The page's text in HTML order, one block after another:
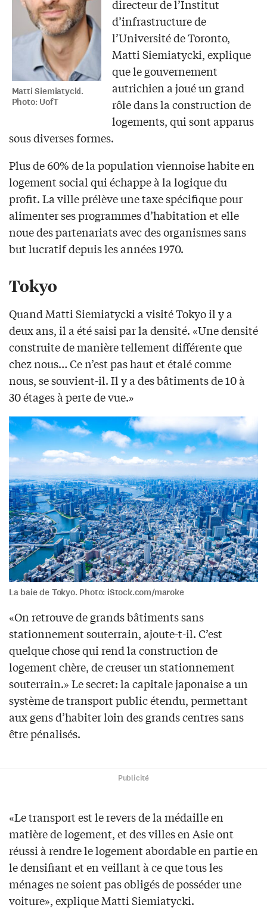
Matti Siemiatycki.
Photo: UofT
directeur de l’Institut
d’infrastructure de
l’Université de Toronto,
Matti Siemiatycki, explique
que le gouvernement
autrichien a joué un grand
rôle dans la construction de
logements, qui sont apparus
sous diverses formes.
Plus de 60% de la population viennoise habite en
logement social qui échappe à la logique du
profit. La ville prélève une taxe spécifique pour
alimenter ses programmes d’habitation et elle
noue des partenariats avec des organismes sans
but lucratif depuis les années 1970.
Tokyo
Quand Matti Siemiatycki a visité Tokyo il y a
deux ans, il a été saisi par la densité. «Une densité
construite de manière tellement différente que
chez nous… Ce n’est pas haut et étalé comme
nous, se souvient-il. Il y a des bâtiments de 10 à
30 étages à perte de vue.»
La baie de Tokyo. Photo: iStock.com/maroke
«On retrouve de grands bâtiments sans
stationnement souterrain, ajoute-t-il. C’est
quelque chose qui rend la construction de
logement chère, de creuser un stationnement
souterrain.» Le secret: la capitale japonaise a un
système de transport public étendu, permettant
aux gens d’habiter loin des grands centres sans
être pénalisés.
Publicité
«Le transport est le revers de la médaille en
matière de logement, et des villes en Asie ont
réussi à rendre le logement abordable en partie en
le densifiant et en veillant à ce que tous les
ménages ne soient pas obligés de posséder une
voiture», explique Matti Siemiatycki.